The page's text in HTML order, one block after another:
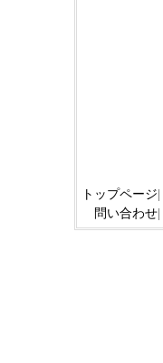
トップページ|
問い合わせ|